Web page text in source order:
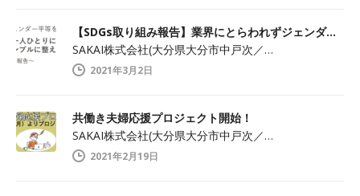
【SDGs取り組み報告】業界にとらわれずジェンダー平等を実現
SAKAI株式会社(大分県大分市中戸次／…
2021年3月2日
共働き夫婦応援プロジェクト開始！
SAKAI株式会社(大分県大分市中戸次／…
2021年2月19日